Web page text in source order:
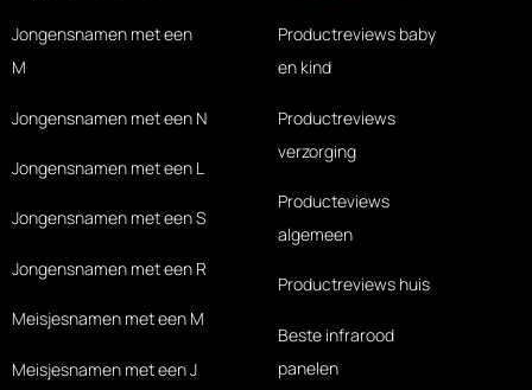
Jongensnamen met een
M
Jongensnamen met een N
Jongensnamen met een L
Jongensnamen met een S
Jongensnamen met een R
Meisjesnamen met een M
Meisjesnamen met een J
Productreviews baby
en kind
Productreviews
verzorging
Producteviews
algemeen
Productreviews huis
Beste infrarood
panelen